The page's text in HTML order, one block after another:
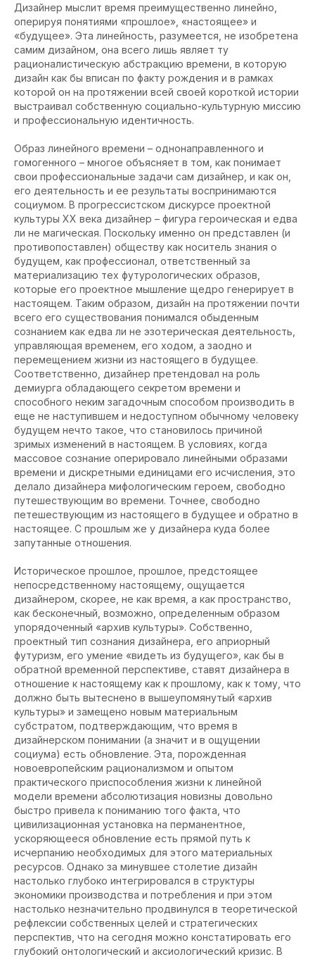
Дизайнер мыслит время преимущественно линейно,
оперируя понятиями «прошлое», «настоящее» и
«будущее». Эта линейность, разумеется, не изобретена
самим дизайном, она всего лишь являет ту
рационалистическую абстракцию времени, в которую
дизайн как бы вписан по факту рождения и в рамках
которой он на протяжении всей своей короткой истории
выстраивал собственную социально-культурную миссию
и профессиональную идентичность.
Образ линейного времени – однонаправленного и
гомогенного – многое объясняет в том, как понимает
свои профессиональные задачи сам дизайнер, и как он,
его деятельность и ее результаты воспринимаются
социумом. В прогрессистском дискурсе проектной
культуры XX века дизайнер – фигура героическая и едва
ли не магическая. Поскольку именно он представлен (и
противопоставлен) обществу как носитель знания о
будущем, как профессионал, ответственный за
материализацию тех футурологических образов,
которые его проектное мышление щедро генерирует в
настоящем. Таким образом, дизайн на протяжении почти
всего его существования понимался обыденным
сознанием как едва ли не эзотерическая деятельность,
управляющая временем, его ходом, а заодно и
перемещением жизни из настоящего в будущее.
Соответственно, дизайнер претендовал на роль
демиурга обладающего секретом времени и
способного неким загадочным способом производить в
еще не наступившем и недоступном обычному человеку
будущем нечто такое, что становилось причиной
зримых изменений в настоящем. В условиях, когда
массовое сознание оперировало линейными образами
времени и дискретными единицами его исчисления, это
делало дизайнера мифологическим героем, свободно
путешествующим во времени. Точнее, свободно
петешествующим из настоящего в будущее и обратно в
настоящее. С прошлым же у дизайнера куда более
запутанные отношения.
Историческое прошлое, прошлое, предстоящее
непосредственному настоящему, ощущается
дизайнером, скорее, не как время, а как пространство,
как бесконечный, возможно, определенным образом
упорядоченный «архив культуры». Собственно,
проектный тип сознания дизайнера, его априорный
футуризм, его умение «видеть из будущего», как бы в
обратной временной перспективе, ставят дизайнера в
отношение к настоящему как к прошлому, как к тому, что
должно быть вытеснено в вышеупомянутый «архив
культуры» и замещено новым материальным
субстратом, подтверждающим, что время в
дизайнерском понимании (а значит и в ощущении
социума) есть обновление. Эта, порожденная
новоевропейским рационализмом и опытом
практического приспособления жизни к линейной
модели времени абсолютизация новизны довольно
быстро привела к пониманию того факта, что
цивилизационная установка на перманентное,
ускоряющееся обновление есть прямой путь к
исчерпанию необходимых для этого материальных
ресурсов. Однако за минувшее столетие дизайн
настолько глубоко интегрировался в структуры
экономики производства и потребления и при этом
настолько незначительно продвинулся в теоретической
рефлексии собственных целей и стратегических
перспектив, что на сегодня можно констатировать его
глубокий онтологический и аксиологический кризис. В